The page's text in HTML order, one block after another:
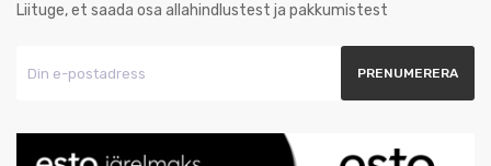
Liituge, et saada osa allahindlustest ja pakkumistest